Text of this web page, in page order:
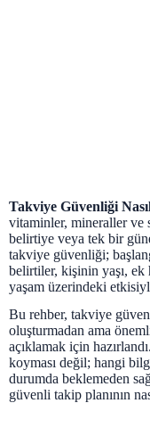
Takviye Güvenliği
vitaminler, mineraller ve
belirtiye veya tek bir
takviye güvenliği;
belirtiler, kişinin yaşı, ek
yaşam üzerindeki
Bu rehber, takviye
oluşturmadan ama
açıklamak için
koyması değil; hangi
durumda beklemeden
güvenli takip planının